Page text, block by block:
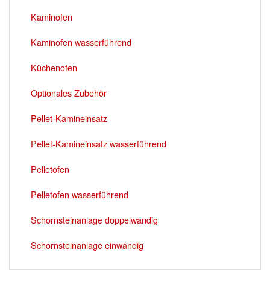
Kaminofen
Kaminofen wasserführend
Küchenofen
Optionales Zubehör
Pellet-Kamineinsatz
Pellet-Kamineinsatz wasserführend
Pelletofen
Pelletofen wasserführend
Schornsteinanlage doppelwandig
Schornsteinanlage einwandig